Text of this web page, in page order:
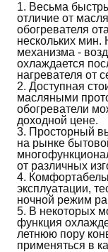
1. Весьма
отличие от
обогревателя
нескольких
механизма -
охлаждается
нагревателя от
2. Доступная
масляными
обогреватели
доходной цене.
3. Просторный
на рынке
от различных
4.
эксплуатации,
ночной режим
5. В некоторых
функция
летнюю пору
применяться в